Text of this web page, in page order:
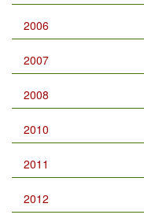
2006
2007
2008
2010
2011
2012